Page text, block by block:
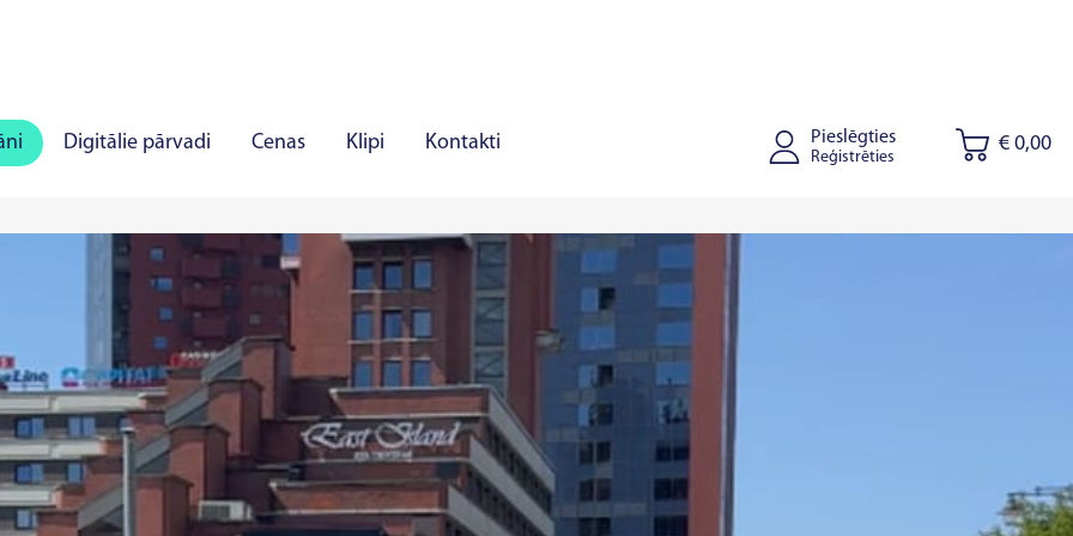
Digitālie pārvadi Cenas Klipi Kontakti Pieslēgties
Reģistrēties
€ 0,00
Rakverē Hāpsalu